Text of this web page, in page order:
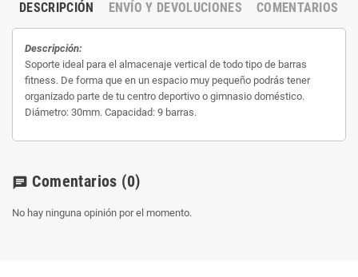
DESCRIPCIÓN ENVÍO Y DEVOLUCIONES COMENTARIOS
Descripción:
Soporte ideal para el almacenaje vertical de todo tipo de barras
fitness. De forma que en un espacio muy pequeño podrás tener
organizado parte de tu centro deportivo o gimnasio doméstico.
Diámetro: 30mm. Capacidad: 9 barras.
chat Comentarios (0)
No hay ninguna opinión por el momento.